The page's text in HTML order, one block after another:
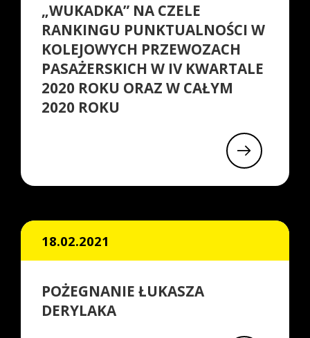
„WUKADKA” NA CZELE
RANKINGU PUNKTUALNOŚCI W
KOLEJOWYCH PRZEWOZACH
PASAŻERSKICH W IV KWARTALE
2020 ROKU ORAZ W CAŁYM
2020 ROKU
18.02.2021
POŻEGNANIE ŁUKASZA
DERYLAKA